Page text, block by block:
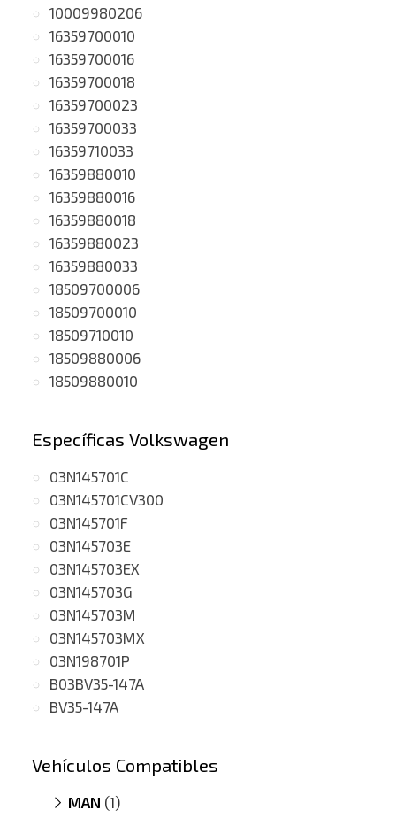
10009980206
16359700010
16359700016
16359700018
16359700023
16359700033
16359710033
16359880010
16359880016
16359880018
16359880023
16359880033
18509700006
18509700010
18509710010
18509880006
18509880010
Específicas Volkswagen
03N145701C
03N145701CV300
03N145701F
03N145703E
03N145703EX
03N145703G
03N145703M
03N145703MX
03N198701P
B03BV35-147A
BV35-147A
Vehículos Compatibles
MAN (1)